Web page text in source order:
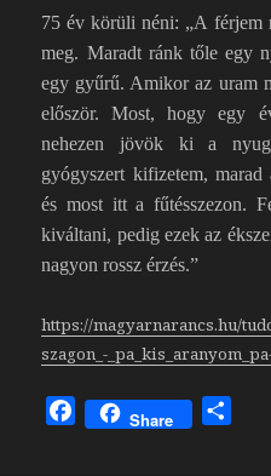
75 év körüli néni: „A férjem
meg. Maradt ránk tőle egy
egy gyűrű. Amikor az uram
először. Most, hogy egy
nehezen jövök ki a
gyógyszert kifizetem,
és most itt a fűtésszezon.
kiváltani, pedig ezek az
nagyon rossz érzés.”
https://magyarnarancs.hu/
szagon_-
F
Share